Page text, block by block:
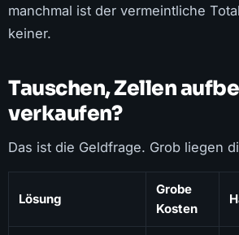
manchmal ist der vermeintliche
keiner.
Tauschen, Zellen
verkaufen?
Das ist die Geldfrage. Grob liegen
Lösung
Grobe
Kosten